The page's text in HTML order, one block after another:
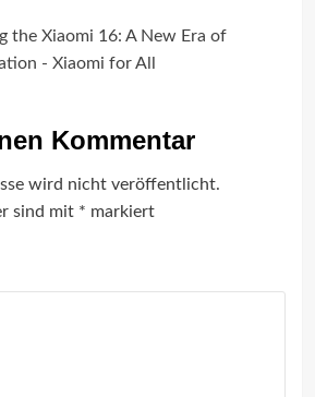
the Xiaomi 16: A New Era of
- Xiaomi for All
Kommentar
wird nicht veröffentlicht.
sind mit * markiert